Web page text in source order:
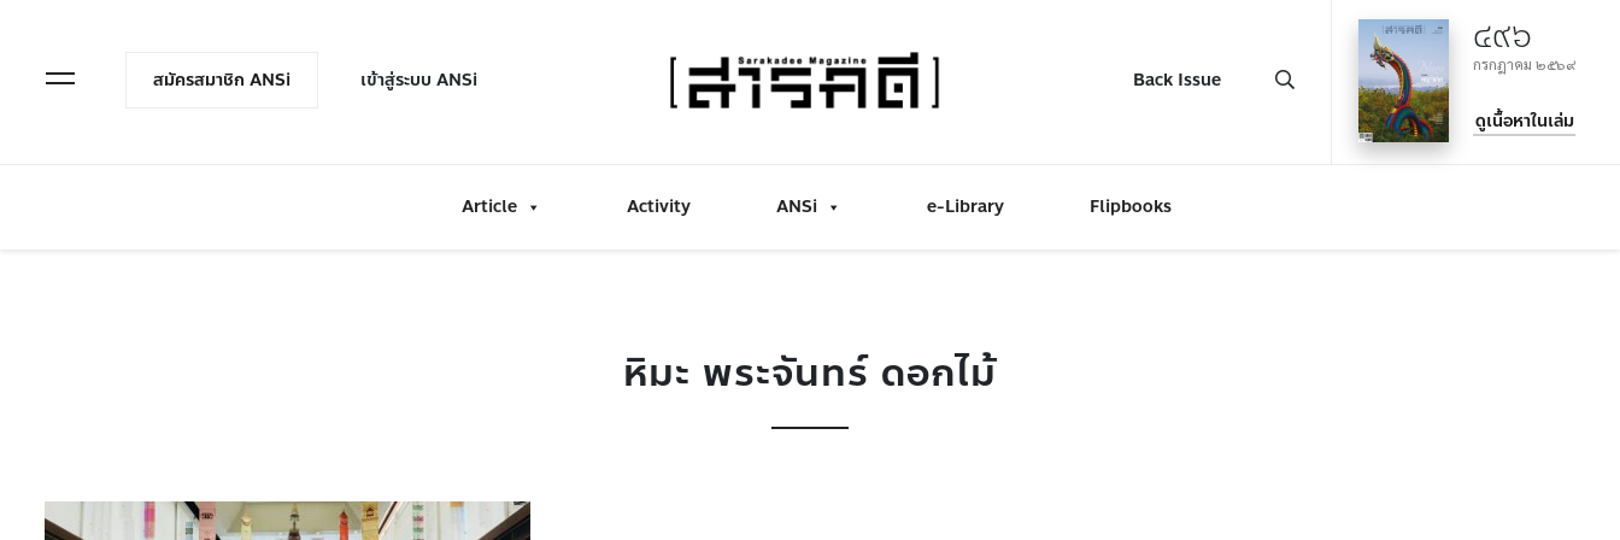
Open Menuสมัครสมาชิก ANSi เข้าสู่ระบบ ANSi Back Issue
๔๙๖
กรกฎาคม ๒๕๖๙
ดูเนื้อหาในเล่ม
Article Activity ANSi e-Library Flipbooks
หิมะ พระจันทร์ ดอกไม้